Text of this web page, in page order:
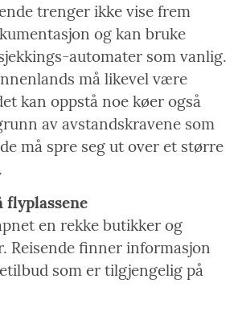
trenger ikke vise frem
og kan bruke
automater som vanlig.
må likevel være
kan oppstå noe køer også
av avstandskravene som
må spre seg ut over et større
flyplassene
en rekke butikker og
Reisende finner informasjon
som er tilgjengelig på